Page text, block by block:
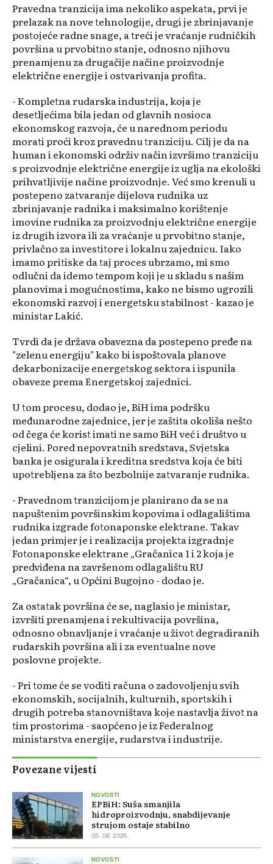
Pravedna tranzicija ima nekoliko aspekata, prvi je
prelazak na nove tehnologije, drugi je zbrinjavanje
postojeće radne snage, a treći je vraćanje rudničkih
površina u prvobitno stanje, odnosno njihovu
prenamjenu za drugačije načine proizvodnje
električne energije i ostvarivanja profita.
- Kompletna rudarska industrija, koja je
desetljećima bila jedan od glavnih nosioca
ekonomskog razvoja, će u narednom periodu
morati proći kroz pravednu tranziciju. Cilj je da na
human i ekonomski održiv način izvršimo tranziciju
s proizvodnje električne energije iz uglja na ekološki
prihvatljivije načine proizvodnje. Već smo krenuli u
postepeno zatvaranje dijelova rudnika uz
zbrinjavanje radnika i maksimalno korištenje
imovine rudnika za proizvodnju električne energije
iz drugih izvora ili za vraćanje u prvobitno stanje,
privlačno za investitore i lokalnu zajednicu. Iako
imamo pritiske da taj proces ubrzamo, mi smo
odlučni da idemo tempom koji je u skladu s našim
planovima i mogućnostima, kako ne bismo ugrozili
ekonomski razvoj i energetsku stabilnost - kazao je
ministar Lakić.
Tvrdi da je država obavezna da postepeno pređe na
"zelenu energiju" kako bi ispoštovala planove
dekarbonizacije energetskog sektora i ispunila
obaveze prema Energetskoj zajednici.
U tom procesu, dodao je, BiH ima podršku
međunarodne zajednice, jer je zaštita okoliša nešto
od čega će korist imati ne samo BiH već i društvo u
cjelini. Pored nepovratnih sredstava, Svjetska
banka je osigurala i kreditna sredstva koja će biti
upotrebljena za što bezbolnije zatvaranje rudnika.
- Pravednom tranzicijom je planirano da se na
napuštenim površinskim kopovima i odlagalištima
rudnika izgrade fotonaponske elektrane. Takav
jedan primjer je i realizacija projekta izgradnje
Fotonaponske elektrane „Gračanica 1 i 2 koja je
predviđena na završenom odlagalištu RU
„Gračanica“, u Općini Bugojno - dodao je.
Za ostatak površina će se, naglasio je ministar,
izvršiti prenamjena i rekultivacija površina,
odnosno obnavljanje i vraćanje u život degradiranih
rudarskih površina ali i za eventualne nove
poslovne projekte.
- Pri tome će se voditi računa o zadovoljenju svih
ekonomskih, socijalnih, kulturnih, sportskih i
drugih potreba stanovništava koje nastavlja život na
tim prostorima - saopćeno je iz Federalnog
ministarstva energije, rudarstva i industrije.
Povezane vijesti
NOVOSTI
EPBiH: Suša smanjila
hidroproizvodnju, snabdijevanje
strujom ostaje stabilno
05. 08. 2026.
NOVOSTI